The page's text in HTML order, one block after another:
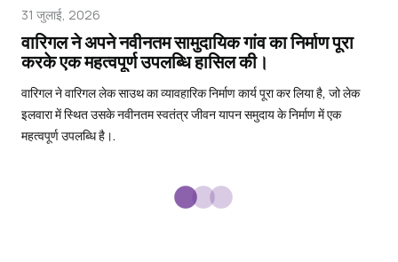
31 जुलाई, 2026
वारिगल ने अपने नवीनतम सामुदायिक गांव का निर्माण पूरा
करके एक महत्वपूर्ण उपलब्धि हासिल की।
वारिगल ने वारिगल लेक साउथ का व्यावहारिक निर्माण कार्य पूरा कर लिया है, जो लेक
इलवारा में स्थित उसके नवीनतम स्वतंत्र जीवन यापन समुदाय के निर्माण में एक
महत्वपूर्ण उपलब्धि है।.